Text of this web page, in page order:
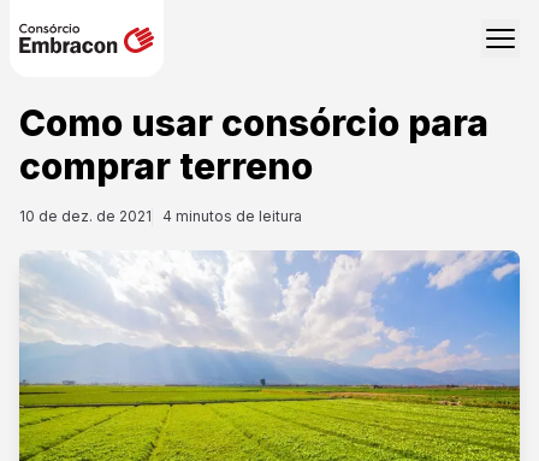
Como usar consórcio para
comprar terreno
10 de dez. de 2021 4 minutos de leitura